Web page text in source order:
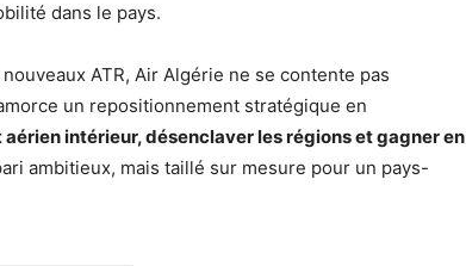
dans le pays.
ATR, Air Algérie ne se contente pas
un repositionnement stratégique en
intérieur, désenclaver les régions et gagner en
ambitieux, mais taillé sur mesure pour un pays-